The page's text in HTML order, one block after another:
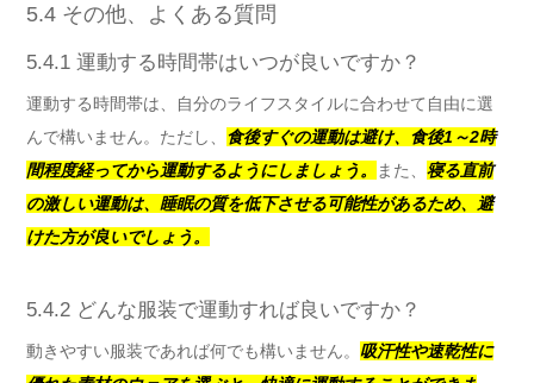
5.4 その他、よくある質問
5.4.1 運動する時間帯はいつが良いですか？
運動する時間帯は、自分のライフスタイルに合わせて自由に選
んで構いません。ただし、 食後すぐの運動は避け、食後1～2時
間程度経ってから運動するようにしましょう。
また、 寝る直前
の激しい運動は、睡眠の質を低下させる可能性があるため、避
けた方が良いでしょう。
5.4.2 どんな服装で運動すれば良いですか？
動きやすい服装であれば何でも構いません。 吸汗性や速乾性に